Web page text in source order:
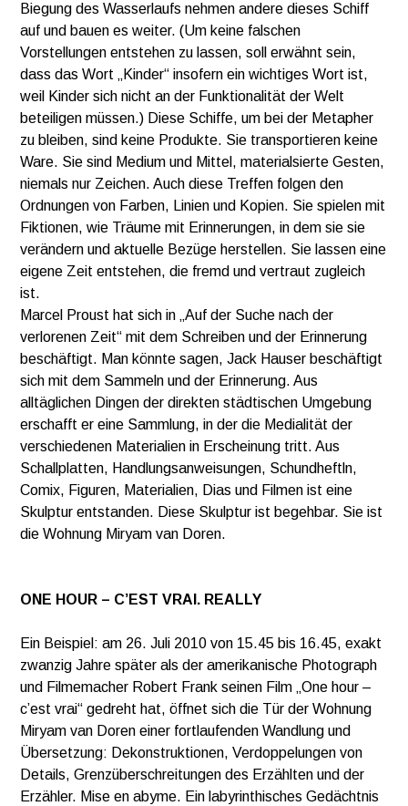
Biegung des Wasserlaufs nehmen andere dieses Schiff
auf und bauen es weiter. (Um keine falschen
Vorstellungen entstehen zu lassen, soll erwähnt sein,
dass das Wort „Kinder“ insofern ein wichtiges Wort ist,
weil Kinder sich nicht an der Funktionalität der Welt
beteiligen müssen.) Diese Schiffe, um bei der Metapher
zu bleiben, sind keine Produkte. Sie transportieren keine
Ware. Sie sind Medium und Mittel, materialsierte Gesten,
niemals nur Zeichen. Auch diese Treffen folgen den
Ordnungen von Farben, Linien und Kopien. Sie spielen mit
Fiktionen, wie Träume mit Erinnerungen, in dem sie sie
verändern und aktuelle Bezüge herstellen. Sie lassen eine
eigene Zeit entstehen, die fremd und vertraut zugleich
ist.
Marcel Proust hat sich in „Auf der Suche nach der
verlorenen Zeit“ mit dem Schreiben und der Erinnerung
beschäftigt. Man könnte sagen, Jack Hauser beschäftigt
sich mit dem Sammeln und der Erinnerung. Aus
alltäglichen Dingen der direkten städtischen Umgebung
erschafft er eine Sammlung, in der die Medialität der
verschiedenen Materialien in Erscheinung tritt. Aus
Schallplatten, Handlungsanweisungen, Schundheftln,
Comix, Figuren, Materialien, Dias und Filmen ist eine
Skulptur entstanden. Diese Skulptur ist begehbar. Sie ist
die Wohnung Miryam van Doren.
ONE HOUR – C’EST VRAI. REALLY
Ein Beispiel: am 26. Juli 2010 von 15.45 bis 16.45, exakt
zwanzig Jahre später als der amerikanische Photograph
und Filmemacher Robert Frank seinen Film „One hour –
c’est vrai“ gedreht hat, öffnet sich die Tür der Wohnung
Miryam van Doren einer fortlaufenden Wandlung und
Übersetzung: Dekonstruktionen, Verdoppelungen von
Details, Grenzüberschreitungen des Erzählten und der
Erzähler. Mise en abyme. Ein labyrinthisches Gedächtnis